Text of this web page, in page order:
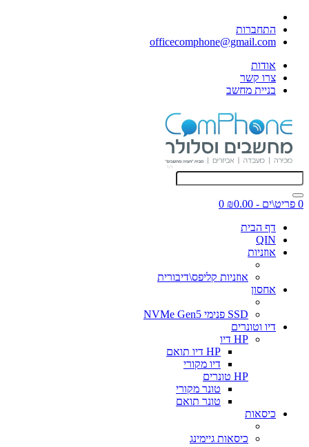
התחברות
officecomphone@gmail.com
אודות
צרו קשר
בניית מחשב
0 פריט\ים - ₪0.00
0
דף הבית
QIN
אוזניות
אוזניות קליפס\דיבורית
אחסון
SSD פנימי NVMe Gen5
דיו וטונרים
HP דיו
HP דיו תואם
דיו מקורי
HP טונרים
טונר מקורי
טונר תואם
כיסאות
כיסאות גיימינג